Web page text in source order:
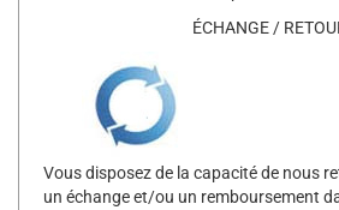
ÉCHANGE /
Vous disposez de la capacité de nous
un échange et/ou un remboursement